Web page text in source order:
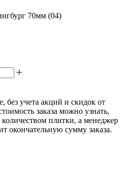
70мм (04)
учета акций и скидок от
заказа можно узнать,
плитки, а менеджер
окончательную сумму заказа.